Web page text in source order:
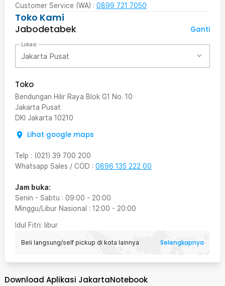
Customer Service (WA) : 0899 721 7050
Toko Kami
Jabodetabek
Ganti
Lokasi
Jakarta Pusat
Toko
Bendungan Hilir Raya Blok G1 No. 10
Jakarta Pusat
DKI Jakarta 10210
Lihat google maps
Telp : (021) 39 700 200
Whatsapp Sales / COD : 0896 135 222 00
Jam buka:
Senin - Sabtu : 09:00 - 20:00
Minggu/Libur Nasional : 12:00 - 20:00
Idul Fitri: libur
Beli langsung/self pickup di kota lainnya Selengkapnya
Download Aplikasi JakartaNotebook